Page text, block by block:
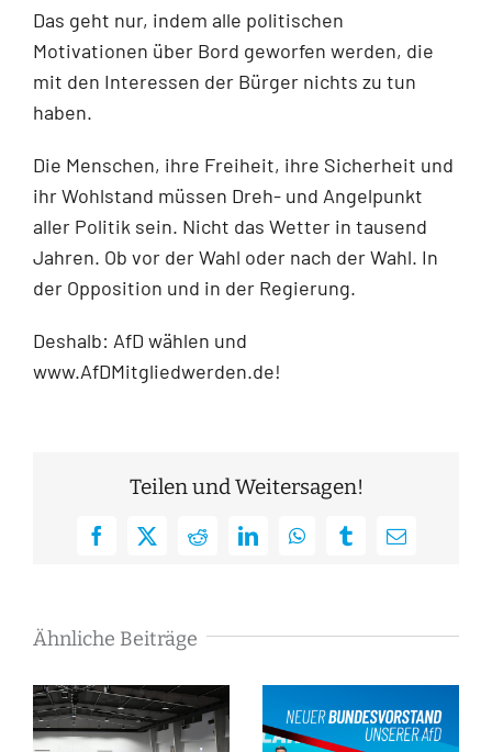
Das geht nur, indem alle politischen
Motivationen über Bord geworfen werden, die
mit den Interessen der Bürger nichts zu tun
haben.
Die Menschen, ihre Freiheit, ihre Sicherheit und
ihr Wohlstand müssen Dreh- und Angelpunkt
aller Politik sein. Nicht das Wetter in tausend
Jahren. Ob vor der Wahl oder nach der Wahl. In
der Opposition und in der Regierung.
Deshalb: AfD wählen und
www.AfDMitgliedwerden.de!
Teilen und Weitersagen!
Facebook
X RedditLinkedInWhatsAppTumblrE-
Ähnliche Beiträge